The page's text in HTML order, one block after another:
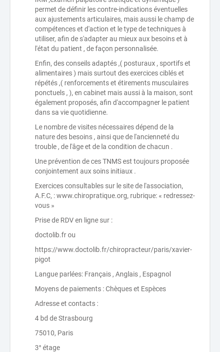
permet de définir les contre-indications éventuelles
aux ajustements articulaires, mais aussi le champ de
compétences et d'action et le type de techniques à
utiliser, afin de s'adapter au mieux aux besoins et à
l'état du patient , de façon personnalisée.
Enfin, des conseils adaptés ,( posturaux , sportifs et
alimentaires ) mais surtout des exercices ciblés et
répétés ,( renforcements et étirements musculaires
ponctuels , ), en cabinet mais aussi à la maison, sont
également proposés, afin d'accompagner le patient
dans sa vie quotidienne.
Le nombre de visites nécessaires dépend de la
nature des besoins , ainsi que de l'ancienneté du
trouble , de l'âge et de la condition de chacun .
Une prévention de ces TNMS est toujours proposée
conjointement aux soins initiaux .
Exercices consultables sur le site de l'association,
A.F.C, : www.chiropratique.org, rubrique: « redressez-
vous »
Prise de RDV en ligne sur :
doctolib.fr ou
https://www.doctolib.fr/chiropracteur/paris/xavier-
pigot
Langue parlées: Français , Anglais , Espagnol
Moyens de paiements : Chèques et Espèces
Adresse et contacts :
4 bd de Strasbourg
75010, Paris
3° étage